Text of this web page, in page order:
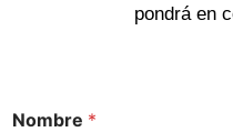
pondrá en
Nombre *